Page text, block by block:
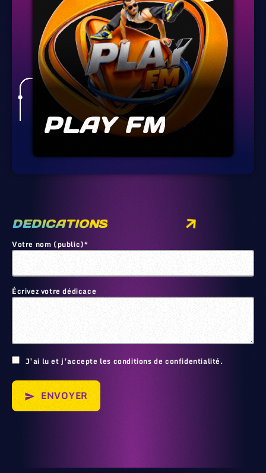
PLAY FM
DEDICATIONS
Votre nom (public)*
Écrivez votre dédicace
J’ai lu et j’accepte les conditions de confidentialité.
send ENVOYER